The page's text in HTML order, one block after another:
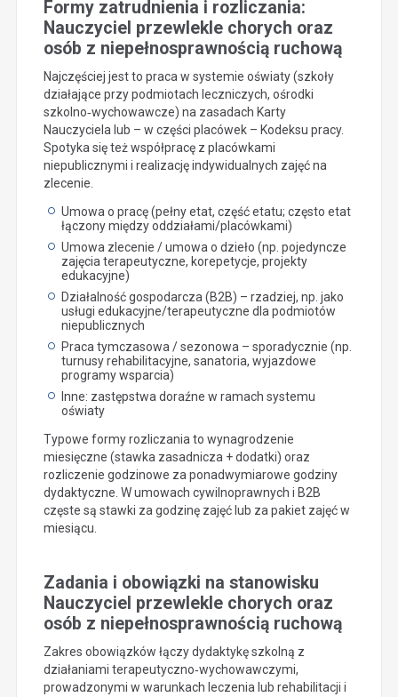
Formy zatrudnienia i rozliczania:
Nauczyciel przewlekle chorych oraz
osób z niepełnosprawnością ruchową
Najczęściej jest to praca w systemie oświaty (szkoły
działające przy podmiotach leczniczych, ośrodki
szkolno‑wychowawcze) na zasadach Karty
Nauczyciela lub – w części placówek – Kodeksu pracy.
Spotyka się też współpracę z placówkami
niepublicznymi i realizację indywidualnych zajęć na
zlecenie.
Umowa o pracę (pełny etat, część etatu; często etat
łączony między oddziałami/placówkami)
Umowa zlecenie / umowa o dzieło (np. pojedyncze
zajęcia terapeutyczne, korepetycje, projekty
edukacyjne)
Działalność gospodarcza (B2B) – rzadziej, np. jako
usługi edukacyjne/terapeutyczne dla podmiotów
niepublicznych
Praca tymczasowa / sezonowa – sporadycznie (np.
turnusy rehabilitacyjne, sanatoria, wyjazdowe
programy wsparcia)
Inne: zastępstwa doraźne w ramach systemu
oświaty
Typowe formy rozliczania to wynagrodzenie
miesięczne (stawka zasadnicza + dodatki) oraz
rozliczenie godzinowe za ponadwymiarowe godziny
dydaktyczne. W umowach cywilnoprawnych i B2B
częste są stawki za godzinę zajęć lub za pakiet zajęć w
miesiącu.
Zadania i obowiązki na stanowisku
Nauczyciel przewlekle chorych oraz
osób z niepełnosprawnością ruchową
Zakres obowiązków łączy dydaktykę szkolną z
działaniami terapeutyczno‑wychowawczymi,
prowadzonymi w warunkach leczenia lub rehabilitacji i